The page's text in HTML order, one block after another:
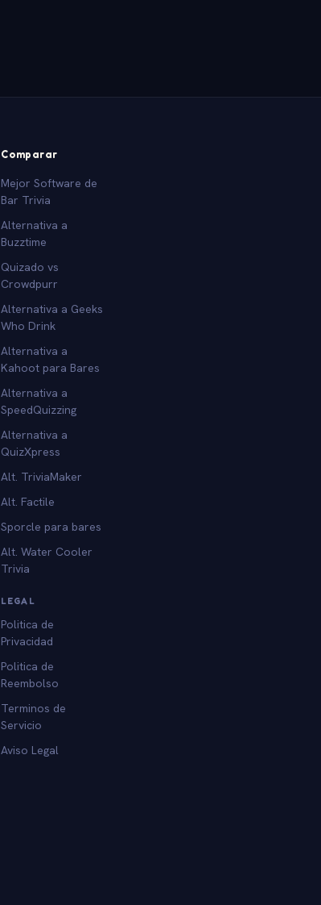
Comparar
Mejor Software de
Bar Trivia
Alternativa a
Buzztime
Quizado vs
Crowdpurr
Alternativa a Geeks
Who Drink
Alternativa a
Kahoot para Bares
Alternativa a
SpeedQuizzing
Alternativa a
QuizXpress
Alt. TriviaMaker
Alt. Factile
Sporcle para bares
Alt. Water Cooler
Trivia
LEGAL
Politica de
Privacidad
Politica de
Reembolso
Terminos de
Servicio
Aviso Legal